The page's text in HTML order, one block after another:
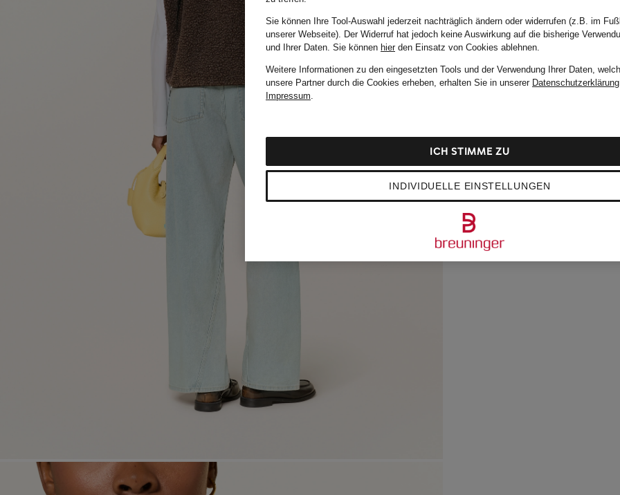
Sie können Ihre Tool-Auswahl jederzeit nachträglich ändern oder widerrufen (z.B. im
unserer Webseite). Der Widerruf hat jedoch keine Auswirkung auf die bisherige
und Ihrer Daten. Sie können hierden Einsatz von Cookies ablehnen.
Weitere Informationen zu den eingesetzten Tools und der Verwendung Ihrer Daten,
unsere Partner durch die Cookies erheben, erhalten Sie in unserer Datenschutzerklärung
Impressum.
INDIVIDUELLE EINSTELLUNGEN
ICH STIMME ZU